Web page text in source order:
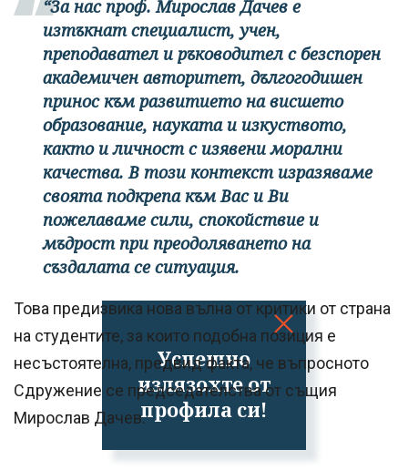
Успешно
излязохте от
профила си!
“За нас проф. Мирослав Дачев е
изтъкнат специалист, учен,
преподавател и ръководител с безспорен
академичен авторитет, дългогодишен
принос към развитието на висшето
образование, науката и изкуството,
както и личност с изявени морални
качества. В този контекст изразяваме
своята подкрепа към Вас и Ви
пожелаваме сили, спокойствие и
мъдрост при преодоляването на
създалата се ситуация.
Това предизвика нова вълна от критики от страна
на студентите, за които подобна позиция е
несъстоятелна, предвид факта, че въпросното
Сдружение се председателства от същия
Мирослав Дачев.